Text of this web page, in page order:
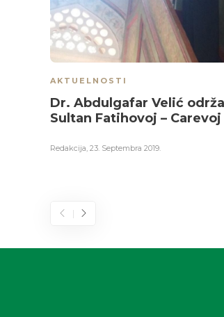
AKTUELNOSTI
Dr. Abdulgafar Velić
Sultan Fatihovoj –
Redakcija, 23. Septembra 2019.